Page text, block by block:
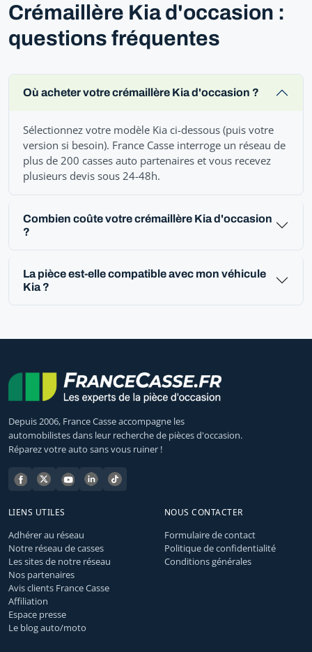
Crémaillère Kia d'occasion :
questions fréquentes
Où acheter votre crémaillère Kia d'occasion ?
Sélectionnez votre modèle Kia ci-dessous (puis votre
version si besoin). France Casse interroge un réseau de
plus de 200 casses auto partenaires et vous recevez
plusieurs devis sous 24-48h.
Combien coûte votre crémaillère Kia d'occasion
?
La pièce est-elle compatible avec mon véhicule
Kia ?
Depuis 2006, France Casse accompagne les
automobilistes dans leur recherche de pièces d'occasion.
Réparez votre auto sans vous ruiner !
LIENS UTILES
Adhérer au réseau
Notre réseau de casses
Les sites de notre réseau
Nos partenaires
Avis clients France Casse
Affiliation
Espace presse
Le blog auto/moto
NOUS CONTACTER
Formulaire de contact
Politique de confidentialité
Conditions générales